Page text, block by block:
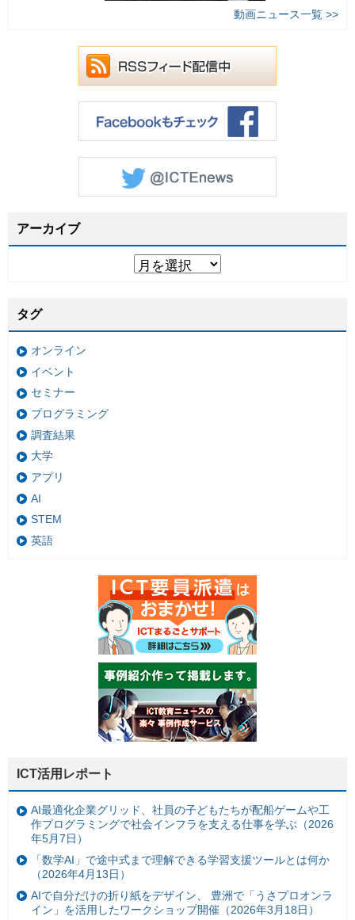
動画ニュース一覧 >>
アーカイブ
タグ
オンライン
イベント
セミナー
プログラミング
調査結果
大学
アプリ
AI
STEM
英語
ICT活用レポート
AI最適化企業グリッド、社員の子どもたちが配船ゲームや工
作プログラミングで社会インフラを支える仕事を学ぶ（2026
年5月7日）
「数学AI」で途中式まで理解できる学習支援ツールとは何か
（2026年4月13日）
AIで自分だけの折り紙をデザイン、 豊洲で「うさプロオンラ
イン」を活用したワークショップ開催（2026年3月18日）